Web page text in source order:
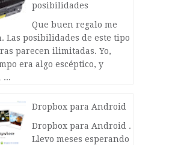
posibilidades
Que buen regalo me
Las posibilidades de este tipo
parecen ilimitadas. Yo,
era algo escéptico, y
...
Dropbox para Android
Dropbox para Android .
Llevo meses esperando